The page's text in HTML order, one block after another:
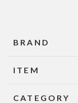
BRAND
ITEM
CATEGORY